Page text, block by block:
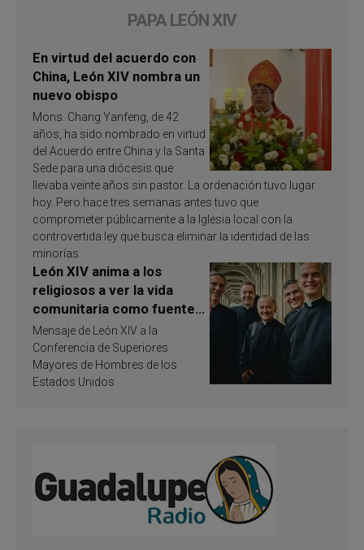
PAPA LEÓN XIV
En virtud del acuerdo con
China, León XIV nombra un
nuevo obispo
Mons. Chang Yanfeng, de 42
años, ha sido nombrado en virtud
del Acuerdo entre China y la Santa
Sede para una diócesis que
llevaba veinte años sin pastor. La ordenación tuvo lugar
hoy. Pero hace tres semanas antes tuvo que
comprometer públicamente a la Iglesia local con la
controvertida ley que busca eliminar la identidad de las
minorías.
León XIV anima a los
religiosos a ver la vida
comunitaria como fuente
de inspiración y
santificación
Mensaje de León XIV a la
Conferencia de Superiores
Mayores de Hombres de los
Estados Unidos